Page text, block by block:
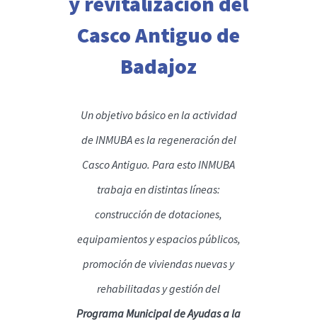
Casco Antiguo de
Badajoz
Un objetivo básico en la actividad
de INMUBA es la regeneración del
Casco Antiguo. Para esto INMUBA
trabaja en distintas líneas:
construcción de dotaciones,
equipamientos y espacios públicos,
promoción de viviendas nuevas y
rehabilitadas y gestión del
Programa Municipal de Ayudas a la